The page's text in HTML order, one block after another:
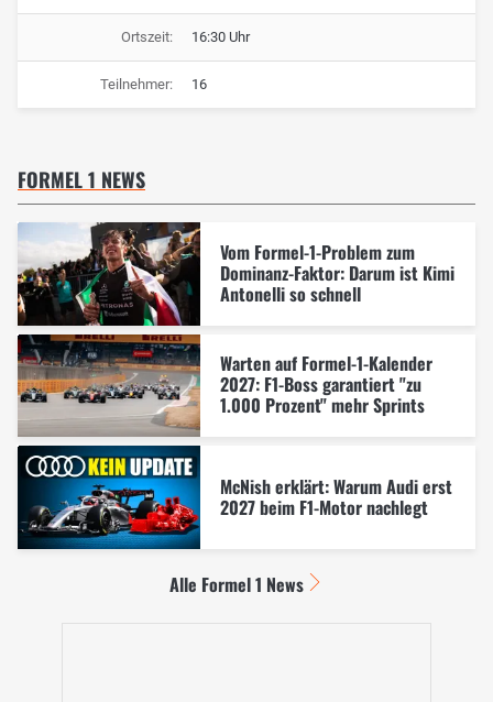
Ortszeit: 16:30 Uhr
Teilnehmer: 16
FORMEL 1 NEWS
Vom Formel-1-Problem zum
Dominanz-Faktor: Darum ist Kimi
Antonelli so schnell
Warten auf Formel-1-Kalender
2027: F1-Boss garantiert "zu
1.000 Prozent" mehr Sprints
McNish erklärt: Warum Audi erst
2027 beim F1-Motor nachlegt
Alle Formel 1 News